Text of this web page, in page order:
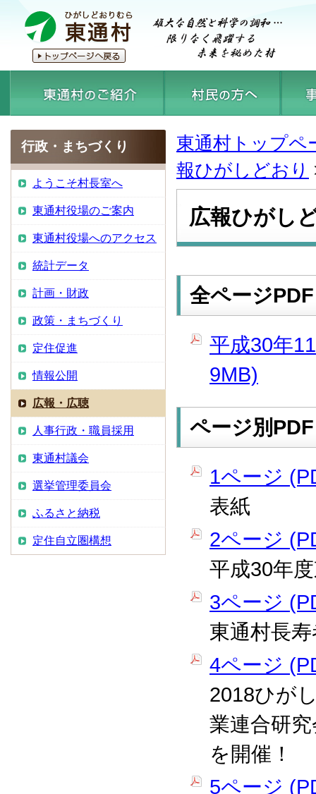
東通村トップペ
報ひがしどおり
広報ひがし
全ページPDF
平成30年
9MB)
ページ別PDF
1ページ
表紙
2ページ
平成30年
3ページ
東通村長
4ページ
2018ひが
業連合研
を開催！
5ページ
行政・まちづくり
ようこそ村長室へ
東通村役場のご案内
東通村役場へのアクセス
統計データ
計画・財政
政策・まちづくり
定住促進
情報公開
広報・広聴
人事行政・職員採用
東通村議会
選挙管理委員会
ふるさと納税
定住自立圏構想